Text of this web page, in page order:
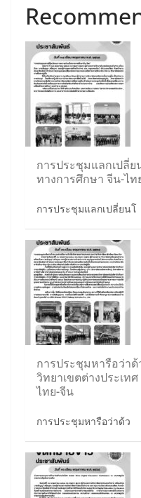
การประชุมแลกเปลี่
ทางการศึกษา จีน-ไท
การประชุมแลกเปลี่ยนโ
การประชุมหารือว่า
วิทยาเขตต่างประเท
ไทย-จีน
การประชุมหารือว่าด้ว